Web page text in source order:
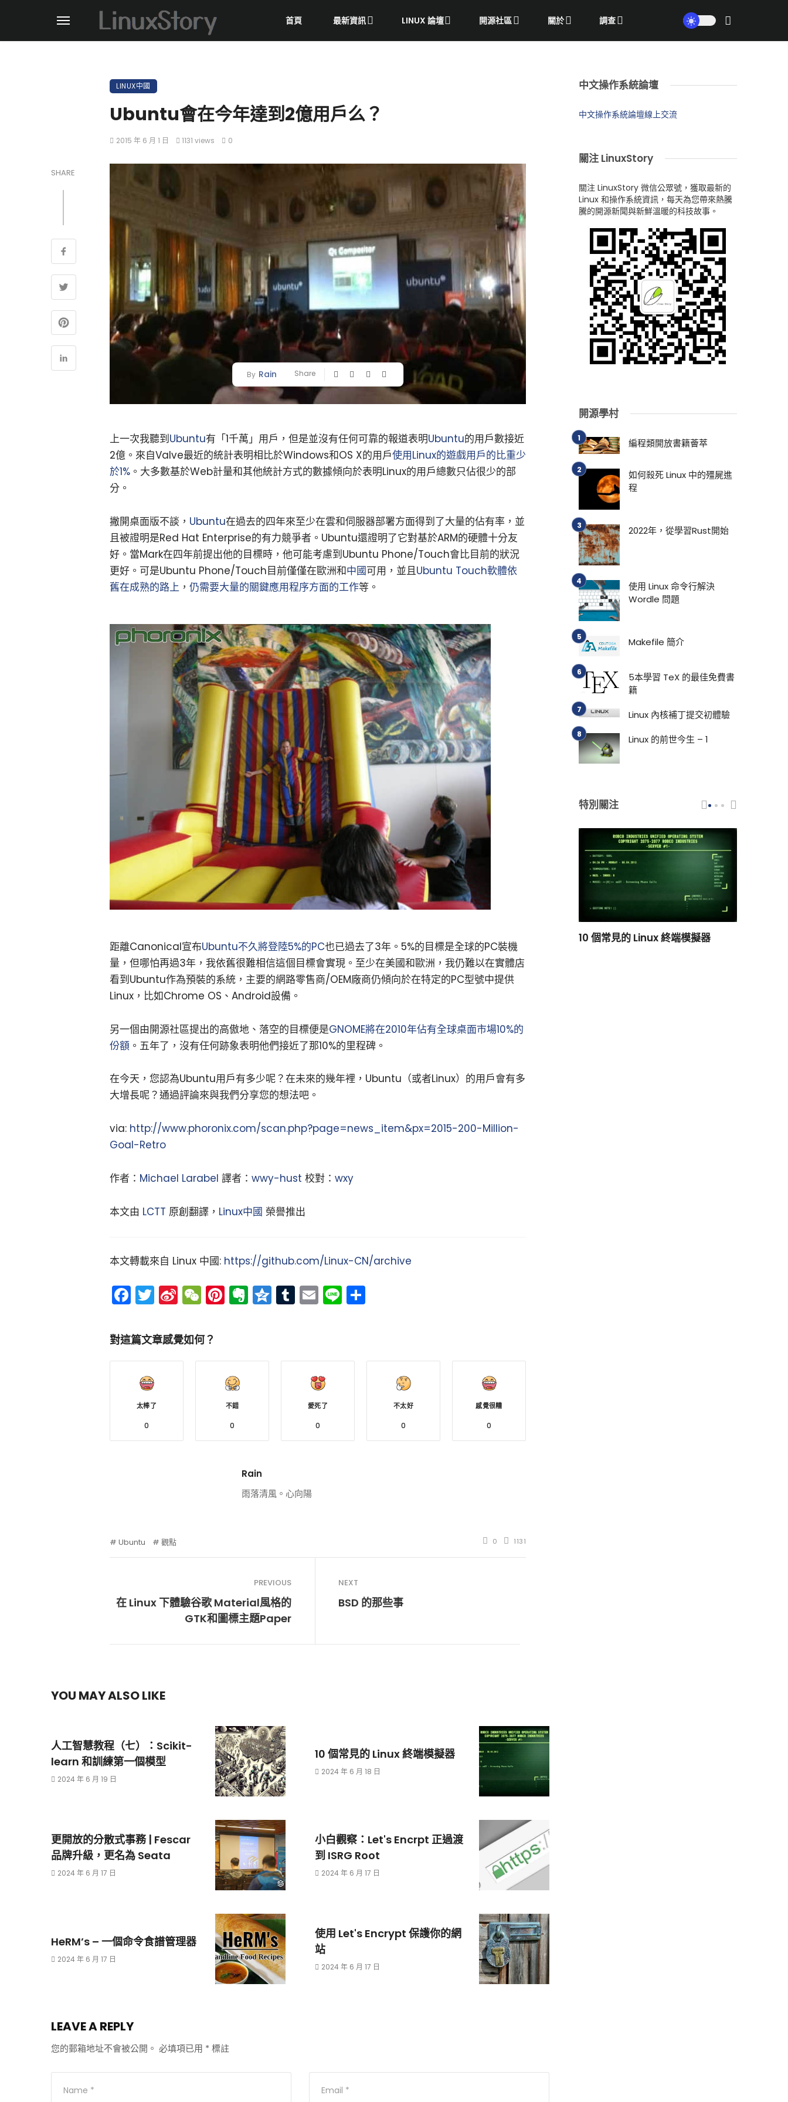
首頁 最新資訊 LINUX 論壇 開源社區 關於 調查
LINUX中國
Ubuntu會在今年達到2億用戶么？
2015 年 6 月 1 日 1131 views 0
SHARE
By Rain Share
上一次我聽到Ubuntu有「1千萬」用戶，但是並沒有任何可靠的報道表明Ubuntu的用戶數接近
2億。來自Valve最近的統計表明相比於Windows和OS X的用戶使用Linux的遊戲用戶的比重少
於1% 。大多數基於Web計量和其他統計方式的數據傾向於表明Linux的用戶總數只佔很少的部
分。
撇開桌面版不談， Ubuntu在過去的四年來至少在雲和伺服器部署方面得到了大量的佔有率，並
且被證明是Red Hat Enterprise的有力競爭者。Ubuntu還證明了它對基於ARM的硬體十分友
好。當Mark在四年前提出他的目標時，他可能考慮到Ubuntu Phone/Touch會比目前的狀況
更好。可是Ubuntu Phone/Touch目前僅僅在歐洲和中國可用，並且Ubuntu Touch軟體依
舊在成熟的路上 ， 仍需要大量的關鍵應用程序方面的工作等。
距離Canonical宣布Ubuntu不久將登陸5%的PC也已過去了3年。5%的目標是全球的PC裝機
量，但哪怕再過3年，我依舊很難相信這個目標會實現。至少在美國和歐洲，我仍難以在實體店
看到Ubuntu作為預裝的系統，主要的網路零售商/OEM廠商仍傾向於在特定的PC型號中提供
Linux，比如Chrome OS、Android設備。
另一個由開源社區提出的高傲地、落空的目標便是GNOME將在2010年佔有全球桌面市場10%的
份額 。五年了，沒有任何跡象表明他們接近了那10%的里程碑。
在今天，您認為Ubuntu用戶有多少呢？在未來的幾年裡，Ubuntu（或者Linux）的用戶會有多
大增長呢？通過評論來與我們分享您的想法吧。
via: http://www.phoronix.com/scan.php?page=news_item&px=2015-200-Million-
Goal-Retro
作者： Michael Larabel 譯者： wwy-hust 校對： wxy
本文由 LCTT 原創翻譯， Linux中國 榮譽推出
本文轉載來自 Linux 中國: https://github.com/Linux-CN/archive
Facebook
Twitter
SinaWeChat
Pinterest
Evernote
Qzone
Tumblr
Email
Line
對這篇文章感覺如何？
太棒了
0
不錯
0
愛死了
0
不太好
0
感覺很糟
0
Rain
雨落清風。心向陽
Ubuntu 觀點 0 1131
PREVIOUS
在 Linux 下體驗谷歌 Material風格的
GTK和圖標主題Paper
NEXT
BSD 的那些事
YOU MAY ALSO LIKE
人工智慧教程（七）：Scikit-
learn 和訓練第一個模型
2024 年 6 月 19 日
10 個常見的 Linux 終端模擬器
2024 年 6 月 18 日
更開放的分散式事務 | Fescar
品牌升級，更名為 Seata
2024 年 6 月 17 日
小白觀察：Let's Encrpt 正過渡
到 ISRG Root
2024 年 6 月 17 日
HeRM’s – 一個命令食譜管理器
2024 年 6 月 17 日
使用 Let's Encrypt 保護你的網
站
2024 年 6 月 17 日
LEAVE A REPLY
您的郵箱地址不會被公開。 必填項已用 * 標註
中文操作系統論壇
中文操作系統論壇線上交流
關注 LinuxStory
關注 LinuxStory 微信公眾號，獲取最新的
Linux 和操作系統資訊，每天為您帶來熱騰
騰的開源新聞與新鮮溫暖的科技故事。
開源學村
編程類開放書籍薈萃
如何殺死 Linux 中的殭屍進
程
2022年，從學習Rust開始
使用 Linux 命令行解決
Wordle 問題
Makefile 簡介
5本學習 TeX 的最佳免費書
籍
Linux 內核補丁提交初體驗
Linux 的前世今生 – 1
特別關注
小白觀察：Let&apos;s Encrpt 正
過渡到 ISRG Root
更開放的分散式事務 | Fescar 品牌
升級，更名為 Seata
10 個常見的 Linux 終端模擬器